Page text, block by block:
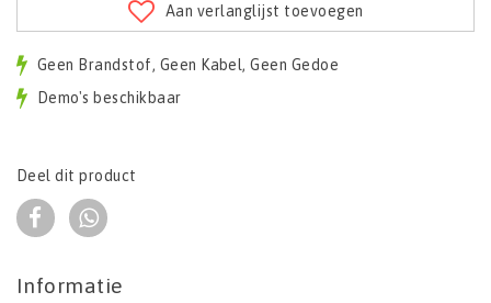
Aan verlanglijst toevoegen
Geen Brandstof, Geen Kabel, Geen Gedoe
Demo's beschikbaar
Deel dit product
Informatie